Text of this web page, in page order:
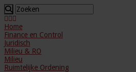
Home
Finance en Control
Juridisch
Milieu & RO
Milieu
Ruimtelijke Ordening